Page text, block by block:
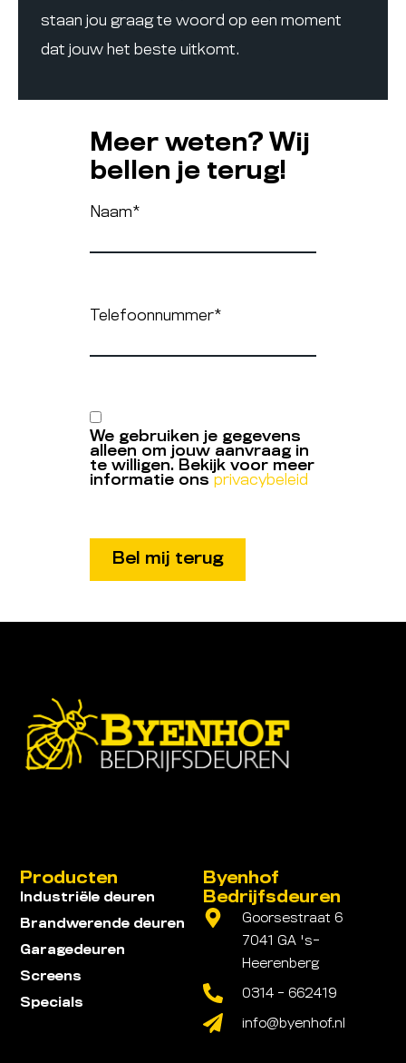
staan jou graag te woord op een moment
dat jouw het beste uitkomt.
Meer weten? Wij
bellen je terug!
Naam*
Telefoonnummer*
We gebruiken je gegevens
alleen om jouw aanvraag in
te willigen. Bekijk voor meer
informatie ons privacybeleid
Byenhof
Bedrijfsdeuren
Goorsestraat 6
7041 GA 's-
Heerenberg
0314 - 662419
info@byenhof.nl
Producten
Industriële deuren
Brandwerende deuren
Garagedeuren
Screens
Specials